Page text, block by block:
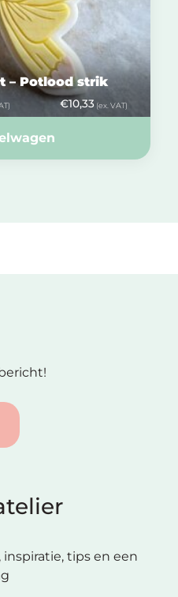
– Potlood strik
€10,33(ex. VAT)
tips en een